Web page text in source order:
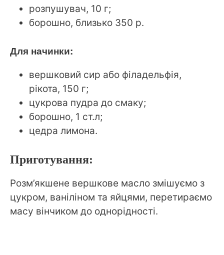
розпушувач, 10 г;
борошно, близько 350 р.
Для начинки:
вершковий сир або філадельфія,
рікота, 150 г;
цукрова пудра до смаку;
борошно, 1 ст.л;
цедра лимона.
Приготування:
Розм’якшене вершкове масло змішуємо з
цукром, ваніліном та яйцями, перетираємо
масу вінчиком до однорідності.